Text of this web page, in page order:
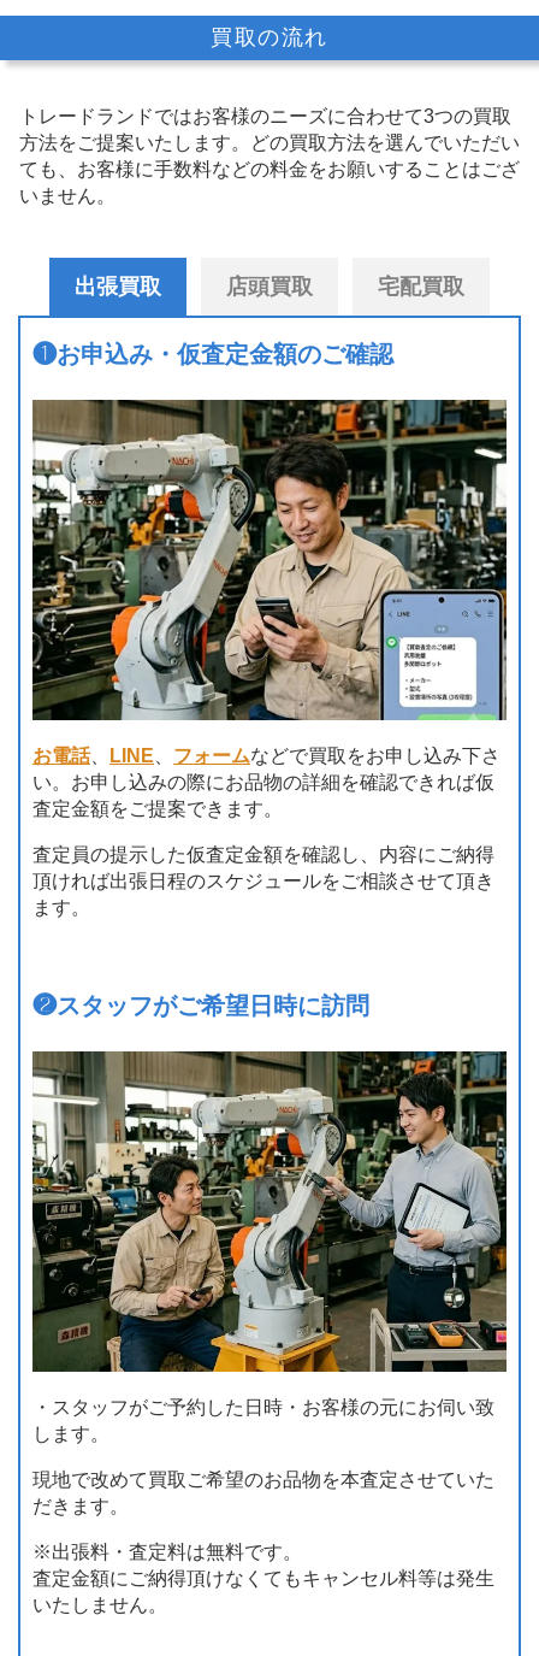
買取の流れ
トレードランドではお客様のニーズに合わせて3つの買取
方法をご提案いたします。
どの買取方法を選んでいただい
ても、お客様に手数料などの料金をお願いすることはござ
いません。
出張買取 店頭買取 宅配買取
❶お申込み・仮査定金額のご確認
お電話、 LINE フォームなどで買取をお申し込み下さ
い。お申し込みの際にお品物の詳細を確認できれば仮
査定金額をご提案できます。
査定員の提示した仮査定金額を確認し、内容にご納得
頂ければ出張日程のスケジュールをご相談させて頂き
ます。
❷スタッフがご希望日時に訪問
・スタッフがご予約した日時・お客様の元にお伺い致
します。
現地で改めて買取ご希望のお品物を本査定させていた
だきます。
※出張料・査定料は無料です。
査定金額にご納得頂けなくてもキャンセル料等は発生
いたしません。